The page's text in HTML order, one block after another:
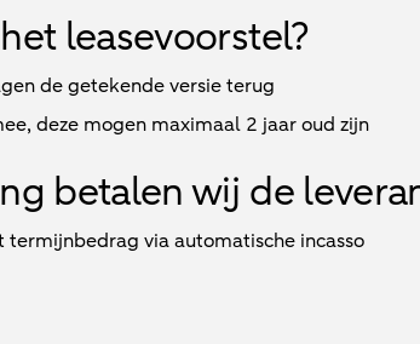
leasevoorstel?
de getekende versie terug
deze mogen maximaal 2 jaar oud zijn
betalen wij de
via automatische incasso